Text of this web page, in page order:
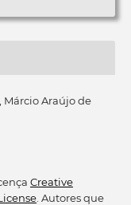
Márcio Araújo de
Creative
. Autores que